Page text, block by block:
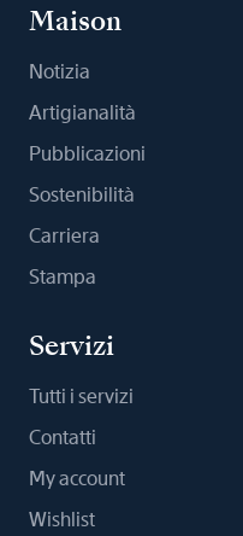
Maison
Notizia
Artigianalità
Pubblicazioni
Sostenibilità
Carriera
Stampa
Servizi
Tutti i servizi
Contatti
My account
Wishlist